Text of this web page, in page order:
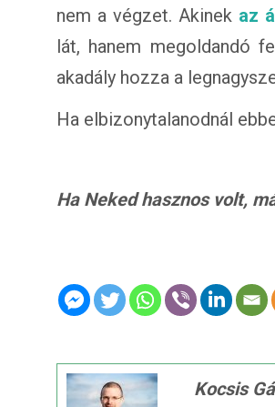
nem a végzet. Akinek az
lát, hanem megoldandó
akadály hozza a
Ha elbizonytalanodnál
Ha Neked hasznos volt,
Kocsis